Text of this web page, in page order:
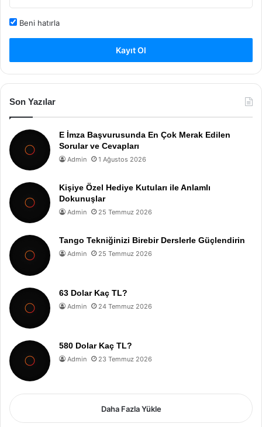
Beni hatırla
Kayıt Ol
Son Yazılar
E İmza Başvurusunda En Çok Merak Edilen
Sorular ve Cevapları
Admin 1 Ağustos 2026
Kişiye Özel Hediye Kutuları ile Anlamlı
Dokunuşlar
Admin 25 Temmuz 2026
Tango Tekniğinizi Birebir Derslerle Güçlendirin
Admin 25 Temmuz 2026
63 Dolar Kaç TL?
Admin 24 Temmuz 2026
580 Dolar Kaç TL?
Admin 23 Temmuz 2026
Daha Fazla Yükle